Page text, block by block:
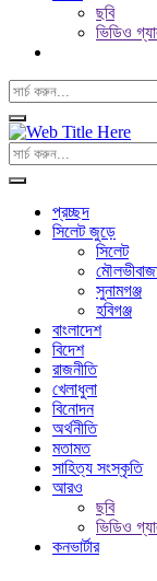
ছবি
ভিডিও
প্রচ্ছদ
সিলেট জুড়ে
সিলেট
সুনামগঞ্জ
হবিগঞ্জ
বাংলাদেশ
বিদেশ
রাজনীতি
খেলাধুলা
বিনোদন
অর্থনীতি
মতামত
সাহিত্য সংস্কৃতি
আরও
ছবি
ভিডিও
কনভার্টার